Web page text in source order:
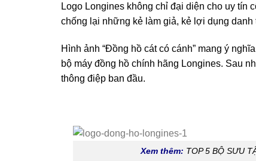
Logo Longines không chỉ đại diện cho uy tín
chống lại những kẻ làm giả, kẻ lợi dụng
Hình ảnh “Đồng hồ cát có cánh” mang ý
bộ máy đồng hồ chính hãng Longines. Sau
thông điệp ban đầu.
Xem thêm: TOP 5 BỘ SƯU